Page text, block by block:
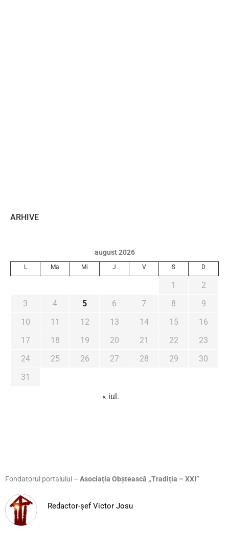
ARHIVE
august 2026
L Ma Mi J V S D
1
2
3
4 5 6 7 8
9
10
11 12 13 14 15
16
17
18 19 20 21 22
23
24
25 26 27 28 29
30
31
« iul.
Fondatorul portalului – Asociația Obștească „Tradiția – XXI”
Redactor-șef Victor Josu